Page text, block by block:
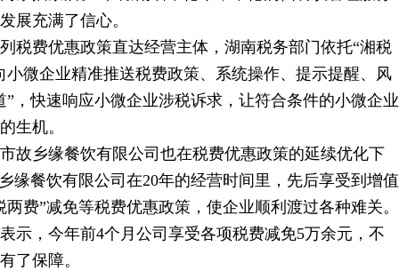
展充满了信心。
税费优惠政策直达经营主体，湖南税务部门依托“湘税
微企业精准推送税费政策、系统操作、提示提醒、风
”，快速响应小微企业涉税诉求，让符合条件的小微企业
生机。
故乡缘餐饮有限公司也在税费优惠政策的延续优化下
缘餐饮有限公司在20年的经营时间里，先后享受到增值
费”减免等税费优惠政策，使企业顺利渡过各种难关。
示，今年前4个月公司享受各项税费减免5万余元，不
了保障。